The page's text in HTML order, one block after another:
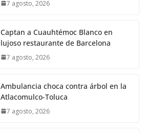
7 agosto, 2026
Captan a Cuauhtémoc Blanco en
lujoso restaurante de Barcelona
7 agosto, 2026
Ambulancia choca contra árbol en la
Atlacomulco-Toluca
7 agosto, 2026